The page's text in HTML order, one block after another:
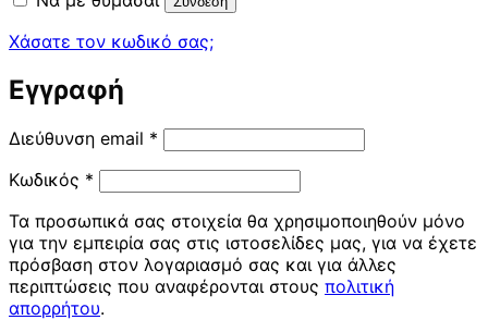
Χάσατε τον κωδικό σας;
Εγγραφή
Διεύθυνση email * Απαιτείται
Κωδικός * Απαιτείται
Τα προσωπικά σας στοιχεία θα χρησιμοποιηθούν μόνο
για την εμπειρία σας στις ιστοσελίδες μας, για να έχετε
πρόσβαση στον λογαριασμό σας και για άλλες
περιπτώσεις που αναφέρονται στους πολιτική
απορρήτου.